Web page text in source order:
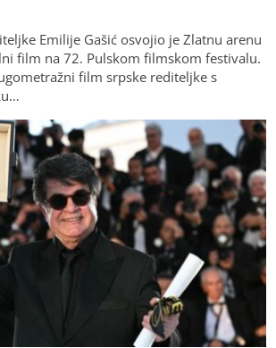
Emilije Gašić osvojio je Zlatnu arenu
film na 72. Pulskom filmskom festivalu.
film srpske rediteljke s